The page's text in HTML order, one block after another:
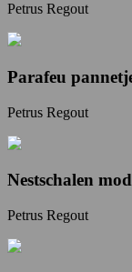
Petrus Regout
Parafeu
Petrus Regout
Nestschalen
Petrus Regout